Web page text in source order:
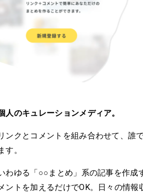
人のキュレーションメディア。
ンクとコメントを組み合わせて、誰
す。
わゆる「○○まとめ」系の記事を作成
ントを加えるだけでOK。日々の情